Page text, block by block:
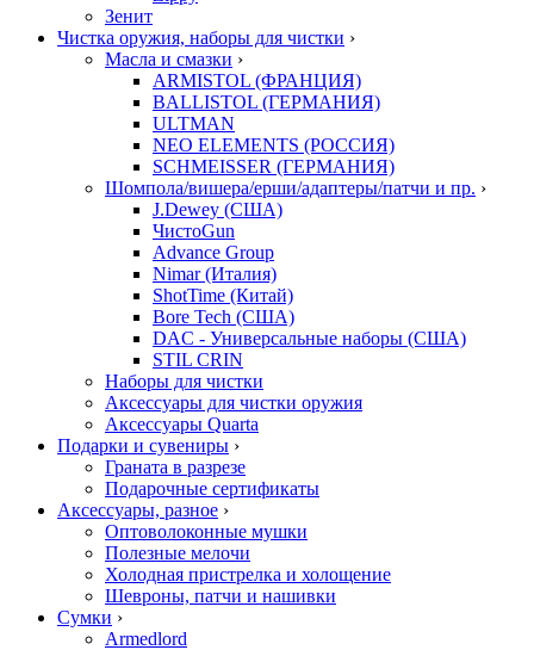
Зенит
Чистка оружия, наборы для чистки ›
Масла и смазки ›
ARMISTOL (ФРАНЦИЯ)
BALLISTOL (ГЕРМАНИЯ)
ULTMAN
NEO ELEMENTS (РОССИЯ)
SCHMEISSER (ГЕРМАНИЯ)
Шомпола/вишера/ерши/адаптеры/патчи и пр. ›
J.Dewey (США)
ЧистоGun
Advance Group
Nimar (Италия)
ShotTime (Китай)
Bore Tech (США)
DAC - Универсальные наборы (США)
STIL CRIN
Наборы для чистки
Аксессуары для чистки оружия
Аксессуары Quarta
Подарки и сувениры ›
Граната в разрезе
Подарочные сертификаты
Аксессуары, разное ›
Оптоволоконные мушки
Полезные мелочи
Холодная пристрелка и холощение
Шевроны, патчи и нашивки
Сумки ›
Armedlord